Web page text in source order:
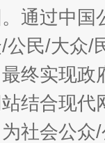
通过中
民/大众/
终实现
结合现
社会公